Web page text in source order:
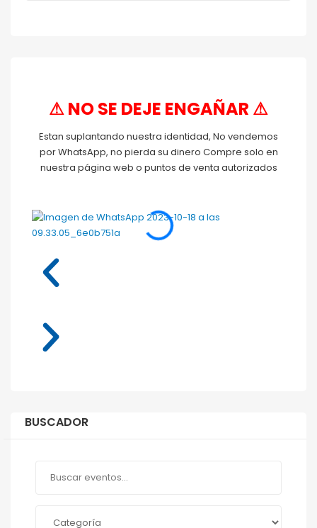
⚠ NO SE DEJE ENGAÑAR ⚠
Estan suplantando nuestra identidad, No vendemos
por WhatsApp, no pierda su dinero Compre solo en
nuestra página web o puntos de venta autorizados
BUSCADOR